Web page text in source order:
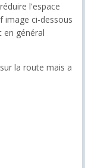
l'espace
image ci-dessous
en général
la route mais a